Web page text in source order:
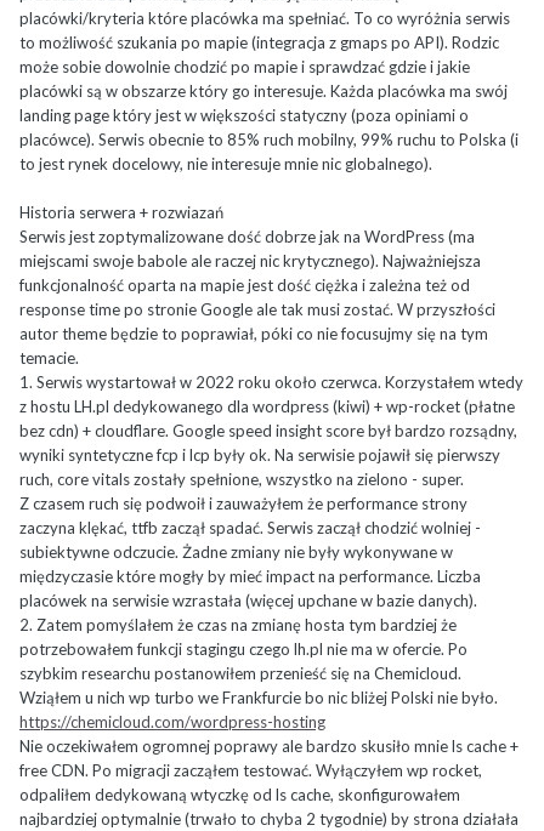
placówki/kryteria które placówka ma spełniać. To co wyróżnia serwis
to możliwość szukania po mapie (integracja z gmaps po API). Rodzic
może sobie dowolnie chodzić po mapie i sprawdzać gdzie i jakie
placówki są w obszarze który go interesuje. Każda placówka ma swój
landing page który jest w większości statyczny (poza opiniami o
placówce). Serwis obecnie to 85% ruch mobilny, 99% ruchu to Polska (i
to jest rynek docelowy, nie interesuje mnie nic globalnego).
Historia serwera + rozwiazań
Serwis jest zoptymalizowane dość dobrze jak na WordPress (ma
miejscami swoje babole ale raczej nic krytycznego). Najważniejsza
funkcjonalność oparta na mapie jest dość ciężka i zależna też od
response time po stronie Google ale tak musi zostać. W przyszłości
autor theme będzie to poprawiał, póki co nie focusujmy się na tym
temacie.
1. Serwis wystartował w 2022 roku około czerwca. Korzystałem wtedy
z hostu LH.pl dedykowanego dla wordpress (kiwi) + wp-rocket (płatne
bez cdn) + cloudflare. Google speed insight score był bardzo rozsądny,
wyniki syntetyczne fcp i lcp były ok. Na serwisie pojawił się pierwszy
ruch, core vitals zostały spełnione, wszystko na zielono - super.
Z czasem ruch się podwoił i zauważyłem że performance strony
zaczyna klękać, ttfb zaczął spadać. Serwis zaczął chodzić wolniej -
subiektywne odczucie. Żadne zmiany nie były wykonywane w
międzyczasie które mogły by mieć impact na performance. Liczba
placówek na serwisie wzrastała (więcej upchane w bazie danych).
2. Zatem pomyślałem że czas na zmianę hosta tym bardziej że
potrzebowałem funkcji stagingu czego lh.pl nie ma w ofercie. Po
szybkim researchu postanowiłem przenieść się na Chemicloud.
Wziąłem u nich wp turbo we Frankfurcie bo nic bliżej Polski nie było.
https://chemicloud.com/wordpress-hosting
Nie oczekiwałem ogromnej poprawy ale bardzo skusiło mnie ls cache +
free CDN. Po migracji zacząłem testować. Wyłączyłem wp rocket,
odpaliłem dedykowaną wtyczkę od ls cache, skonfigurowałem
najbardziej optymalnie (trwało to chyba 2 tygodnie) by strona działała